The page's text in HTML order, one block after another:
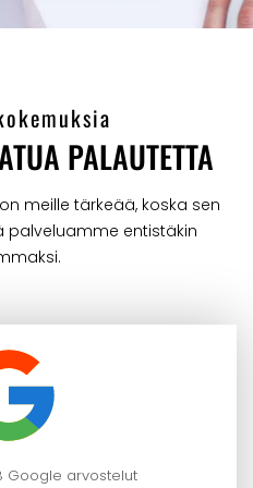
PALAUTETTA
meille tärkeää, koska sen
palveluamme entistäkin
Google arvostelut